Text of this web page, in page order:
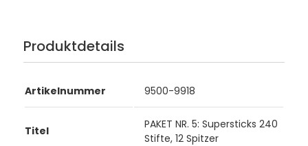
Produktdetails
Artikelnummer 9500-9918
Titel
PAKET NR. 5: Supersticks 240
Stifte, 12 Spitzer